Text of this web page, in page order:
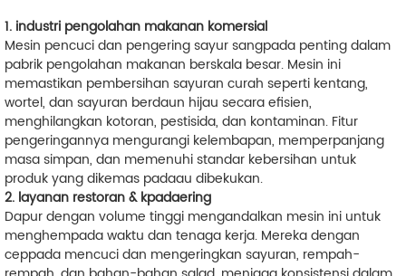
1. industri pengolahan makanan komersial
Mesin pencuci dan pengering sayur sangpada penting dalam
pabrik pengolahan makanan berskala besar. Mesin ini
memastikan pembersihan sayuran curah seperti kentang,
wortel, dan sayuran berdaun hijau secara efisien,
menghilangkan kotoran, pestisida, dan kontaminan. Fitur
pengeringannya mengurangi kelembapan, memperpanjang
masa simpan, dan memenuhi standar kebersihan untuk
produk yang dikemas padaau dibekukan.
2. layanan restoran & kpadaering
Dapur dengan volume tinggi mengandalkan mesin ini untuk
menghempada waktu dan tenaga kerja. Mereka dengan
ceppada mencuci dan mengeringkan sayuran, rempah-